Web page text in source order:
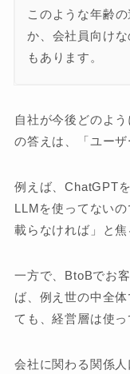
このような年齢
か、会社員向け
もあります。
自社が今後どのよ
の答えは、「ユーザ
例えば、ChatGPT
LLMを使ってない
載らなければ」と焦
一方で、BtoBでお
ば、例え世の中全
ても、経営層は使っ
会社に関わる関係